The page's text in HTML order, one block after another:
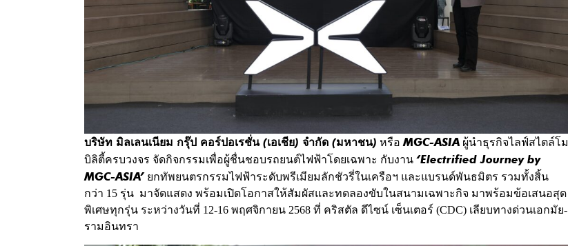
บริษัท มิลเลนเนียม กรุ๊ป คอร์ปอเรชั่น (เอเชีย) จำกัด (มหาชน) หรือ MGC-ASIA ผู้นำธุรกิจไลฟ์สไตล์โม
บิลิตี้ครบวงจร จัดกิจกรรมเพื่อผู้ชื่นชอบรถยนต์ไฟฟ้าโดยเฉพาะ กับงาน ‘Electrified Journey by
MGC-ASIA’ยกทัพยนตรกรรมไฟฟ้าระดับพรีเมียมลักชัวรี่ในเครือฯ และแบรนด์พันธมิตร รวมทั้งสิ้น
กว่า 15 รุ่น มาจัดแสดง พร้อมเปิดโอกาสให้สัมผัสและทดลองขับในสนามเฉพาะกิจ มาพร้อมข้อเสนอสุด
พิเศษทุกรุ่น ระหว่างวันที่ 12-16 พฤศจิกายน 2568 ที่ คริสตัล ดีไซน์ เซ็นเตอร์ (CDC) เลียบทางด่วนเอกมัย-
รามอินทรา